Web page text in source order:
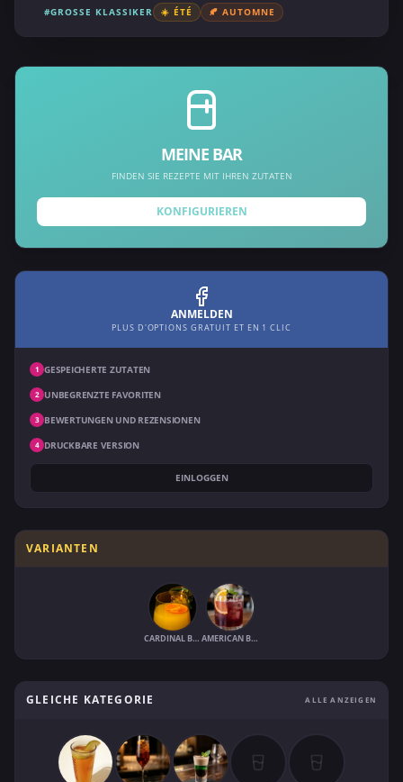
#GROSSE KLASSIKER ☀️ ÉTÉ 🍂 AUTOMNE
MEINE BAR
FINDEN SIE REZEPTE MIT IHREN ZUTATEN
KONFIGURIEREN
ANMELDEN
PLUS D'OPTIONS GRATUIT ET EN 1 CLIC
1 GESPEICHERTE ZUTATEN
2 UNBEGRENZTE FAVORITEN
3 BEWERTUNGEN UND REZENSIONEN
4 DRUCKBARE VERSION
EINLOGGEN
VARIANTEN
CARDINAL BISHOP AMERICAN BISHOP
GLEICHE KATEGORIE ALLE ANZEIGEN